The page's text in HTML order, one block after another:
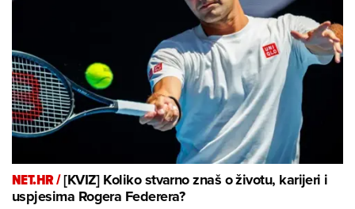
NET.HR /[KVIZ] Koliko stvarno znaš o životu, karijeri i
uspjesima Rogera Federera?